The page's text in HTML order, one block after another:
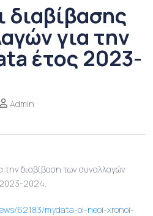
διαβίβασης
για την
έτος 2023-
Admin
την διαβίβαση των συναλλαγών
2023-2024.
62183/mydata-oi-neoi-xronoi-